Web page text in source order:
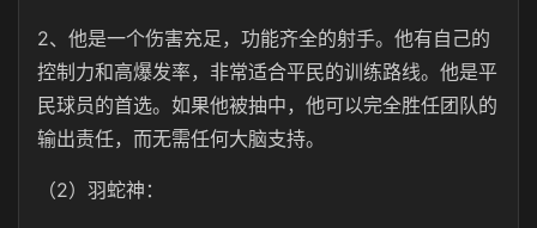
2、他是一个伤害充足，功能齐全的射手。他有自己的
控制力和高爆发率，非常适合平民的训练路线。他是平
民球员的首选。如果他被抽中，他可以完全胜任团队的
输出责任，而无需任何大脑支持。
（2）羽蛇神：